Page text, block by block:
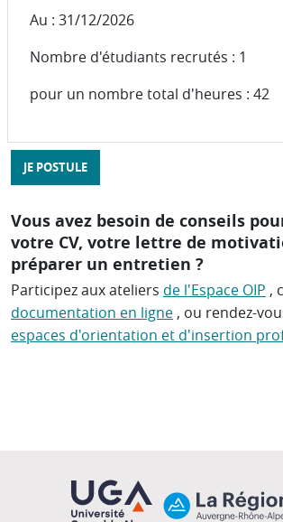
Au : 31/12/2026
Nombre d'étudiants recrutés : 1
pour un nombre total d'heures : 42
JE POSTULE
Vous avez besoin de conseils
votre CV, votre lettre de
préparer un entretien ?
Participez aux ateliers de l'Espace OIP ,
documentation en ligne , ou rendez-
espaces d'orientation et d'insertion